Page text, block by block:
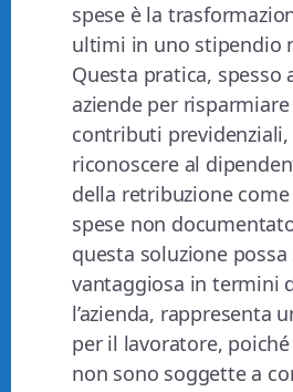
spese è la
ultimi in uno stipendio
Questa pratica, spesso
aziende per
contributi
riconoscere al
della retribuzione
spese non
questa soluzione
vantaggiosa in termini
l’azienda, rappresenta
per il lavoratore,
non sono soggette a